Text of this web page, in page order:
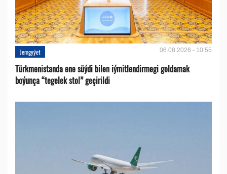
Jemgyýet 06.08.2026 - 10:55
Türkmenistanda ene süýdi bilen iýmitlendirmegi goldamak
boýunça “tegelek stol” geçirildi